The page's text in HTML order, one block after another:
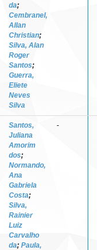
da;
Cembranel,
Allan
Christian;
Silva, Alan
Roger
Santos;
Guerra,
Eliete
Neves
Silva
Santos,
Juliana
Amorim
dos;
Normando,
Ana
Gabriela
Costa;
Silva,
Rainier
Luiz
Carvalho
da; Paula,
-